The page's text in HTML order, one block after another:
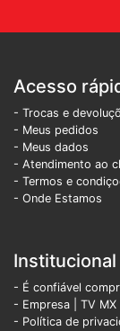
Acesso
- Trocas e
- Meus pedidos
- Meus dados
- Atendimento ao
- Termos e
- Onde Estamos
Institucional
- É confiável
- Empresa
TV MX
- Política de